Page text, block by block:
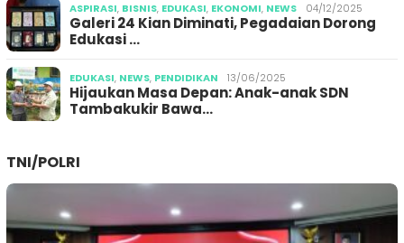
ASPIRASI, BISNIS, EDUKASI, EKONOMI, NEWS 04/12/2025
Galeri 24 Kian Diminati, Pegadaian Dorong
Edukasi …
EDUKASI, NEWS, PENDIDIKAN 13/06/2025
Hijaukan Masa Depan: Anak-anak SDN
Tambakukir Bawa…
TNI/POLRI